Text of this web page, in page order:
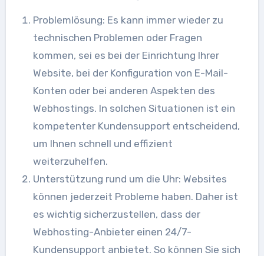
Problemlösung: Es kann immer wieder zu
technischen Problemen oder Fragen
kommen, sei es bei der Einrichtung Ihrer
Website, bei der Konfiguration von E-Mail-
Konten oder bei anderen Aspekten des
Webhostings. In solchen Situationen ist ein
kompetenter Kundensupport entscheidend,
um Ihnen schnell und effizient
weiterzuhelfen.
Unterstützung rund um die Uhr: Websites
können jederzeit Probleme haben. Daher ist
es wichtig sicherzustellen, dass der
Webhosting-Anbieter einen 24/7-
Kundensupport anbietet. So können Sie sich